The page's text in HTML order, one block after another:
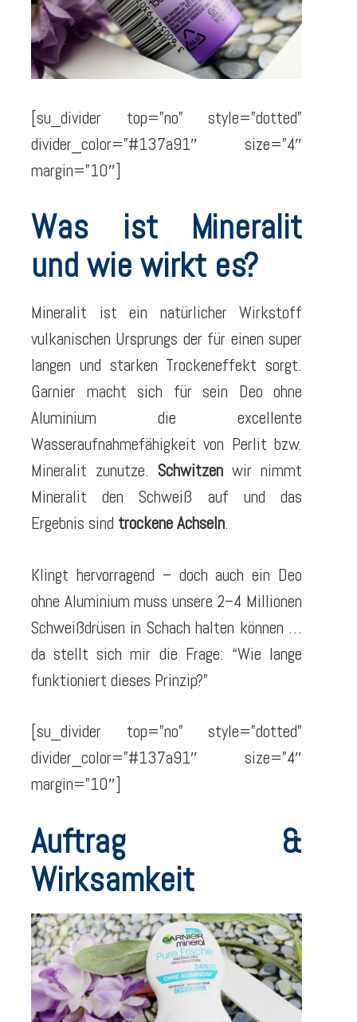
[su_divider top=”no” style=”dotted”
divider_color=”#137a91″ size=”4″
margin=”10″]
Was ist Mineralit
und wie wirkt es?
Mineralit ist ein natürlicher Wirkstoff
vulkanischen Ursprungs der für einen super
langen und starken Trockeneffekt sorgt.
Garnier macht sich für sein Deo ohne
Aluminium die excellente
Wasseraufnahmefähigkeit von Perlit bzw.
Mineralit zunutze. Schwitzen wir nimmt
Mineralit den Schweiß auf und das
Ergebnis sind trockene Achseln.
Klingt hervorragend – doch auch ein Deo
ohne Aluminium muss unsere 2–4 Millionen
Schweißdrüsen in Schach halten können …
da stellt sich mir die Frage: “Wie lange
funktioniert dieses Prinzip?”
[su_divider top=”no” style=”dotted”
divider_color=”#137a91″ size=”4″
margin=”10″]
Auftrag &
Wirksamkeit